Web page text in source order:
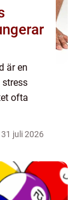
är en
ofta
31 juli 2026